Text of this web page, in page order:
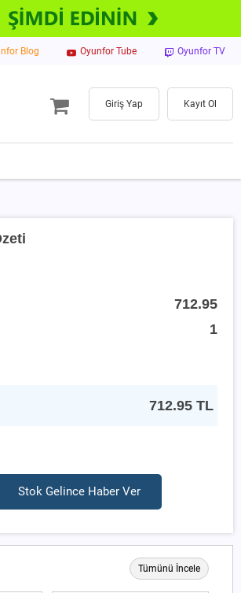
Blog Oyunfor Tube Oyunfor TV
Giriş Yap Kayıt Ol
712.95
1
712.95 TL
Stok Gelince Haber Ver
Tümünü İncele